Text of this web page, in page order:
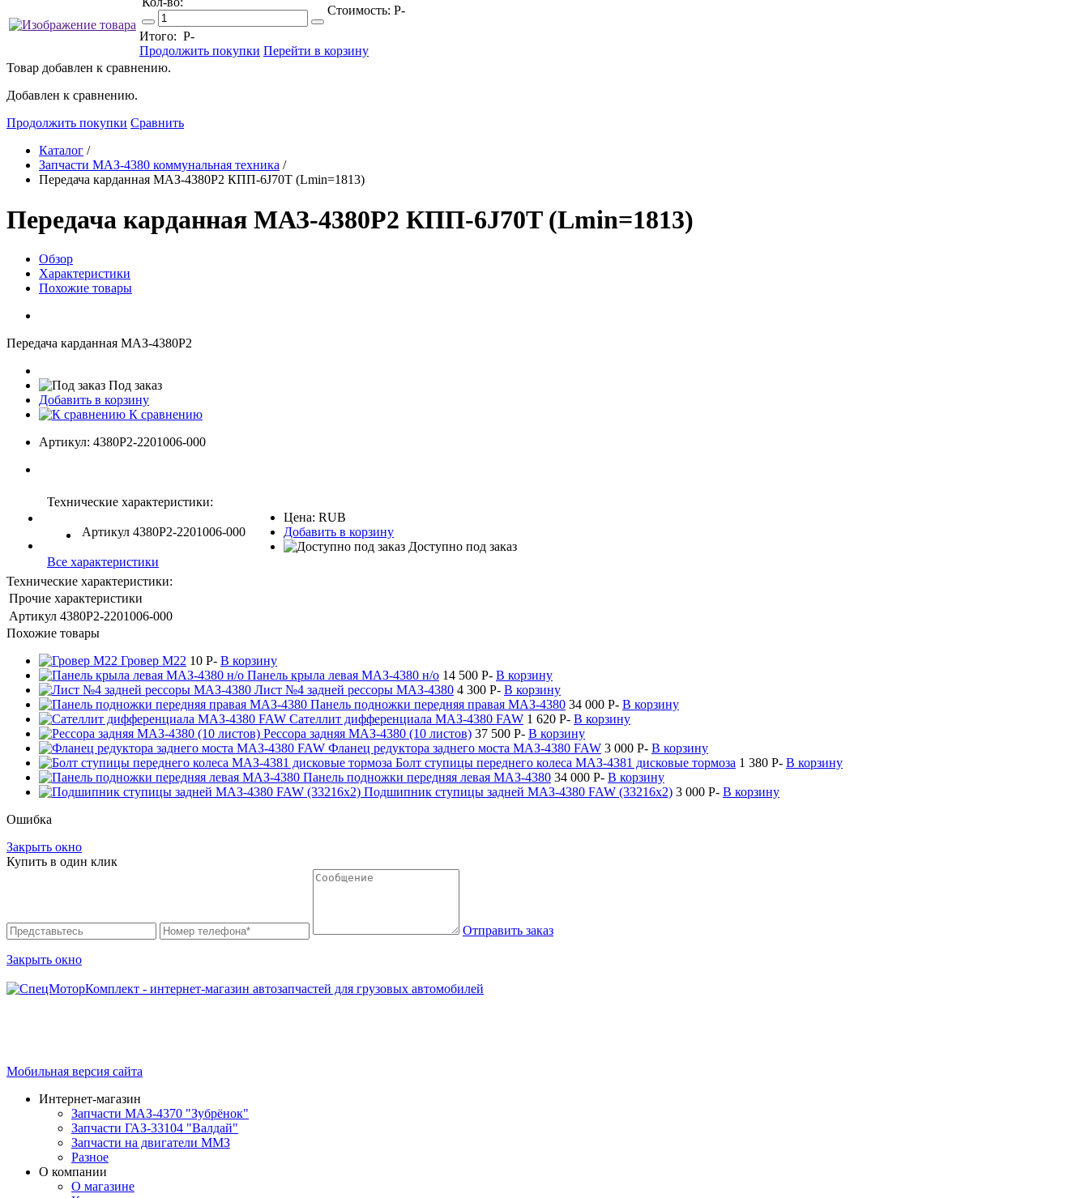
Стоимость: Р-
Итого: Р-
Продолжить покупки Перейти в корзину
Товар добавлен к сравнению.
Добавлен к сравнению.
Продолжить покупки Сравнить
Каталог /
Запчасти МАЗ-4380 коммунальная техника /
Передача карданная МАЗ-4380Р2 КПП-6J70T (Lmin=1813)
Передача карданная МАЗ-4380Р2 КПП-6J70T (Lmin=1813)
Обзор
Характеристики
Похожие товары
Передача карданная МАЗ-4380Р2
Под заказ
Добавить в корзину
К сравнению
Артикул: 4380Р2-2201006-000
Технические характеристики:
Артикул 4380Р2-2201006-000
Все характеристики
Цена: RUB
Добавить в корзину
Доступно под заказ
Технические характеристики:
Прочие характеристики
Артикул 4380Р2-2201006-000
Похожие товары
Гровер М22 10 P- В корзину
Панель крыла левая МАЗ-4380 н/о 14 500 P- В корзину
Лист №4 задней рессоры МАЗ-4380 4 300 P- В корзину
Панель подножки передняя правая МАЗ-4380 34 000 P- В корзину
Сателлит дифференциала МАЗ-4380 FAW 1 620 P- В корзину
Рессора задняя МАЗ-4380 (10 листов) 37 500 P- В корзину
Фланец редуктора заднего моста МАЗ-4380 FAW 3 000 P- В корзину
Болт ступицы переднего колеса МАЗ-4381 дисковые тормоза 1 380 P- В корзину
Панель подножки передняя левая МАЗ-4380 34 000 P- В корзину
Подшипник ступицы задней МАЗ-4380 FAW (33216х2) 3 000 P- В корзину
Ошибка
Закрыть окно
Купить в один клик
Отправить заказ
Закрыть окно
Мобильная версия сайта
Интернет-магазин
Запчасти МАЗ-4370 "Зубрёнок"
Запчасти ГАЗ-33104 "Валдай"
Запчасти на двигатели ММЗ
Разное
О компании
О магазине